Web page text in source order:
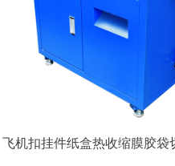
飞机扣挂件纸盒热收缩膜胶袋